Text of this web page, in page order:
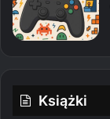
Książki